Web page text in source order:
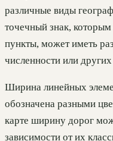
различные виды
точечный знак,
пункты, может иметь
численности или
Ширина линейных
обозначена разными
карте ширину дорог
зависимости от их